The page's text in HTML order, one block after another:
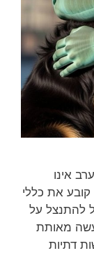
אינו
את כללי
להתנצל על
מאותת
דתיות